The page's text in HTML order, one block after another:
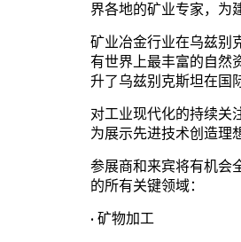
界各地的矿业专家，为
矿业冶金行业在乌兹别
有世界上最丰富的自然
升了乌兹别克斯坦在国
对工业现代化的持续关
为展示先进技术创造理
参展商和来宾将有机会
的所有关键领域：
• 矿物加工